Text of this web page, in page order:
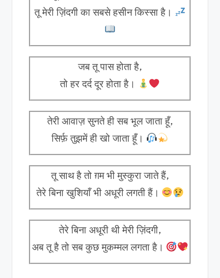
तू मेरी ज़िंदगी का सबसे हसीन किस्सा है।
जब तू पास होता है,
तो हर दर्द दूर होता है।
तेरी आवाज़ सुनते ही सब भूल जाता हूँ,
सिर्फ़ तुझमें ही खो जाता हूँ।
तू साथ है तो ग़म भी मुस्कुरा जाते हैं,
तेरे बिना खुशियाँ भी अधूरी लगती हैं।
तेरे बिना अधूरी थी मेरी ज़िंदगी,
अब तू है तो सब कुछ मुकम्मल लगता है।